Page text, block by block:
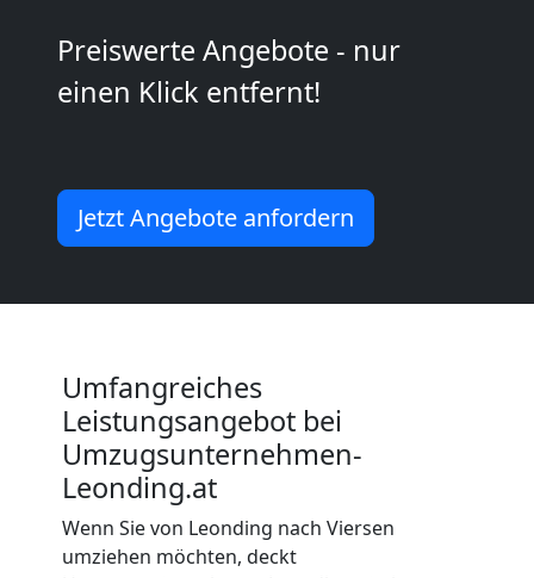
Preiswerte Angebote - nur
einen Klick entfernt!
Jetzt Angebote anfordern
Umfangreiches
Leistungsangebot bei
Umzugsunternehmen-
Leonding.at
Wenn Sie von Leonding nach Viersen
umziehen möchten, deckt
Möbelmontage
Leonding
Möbeltransport
Leonding
Leonding
Mini
Umzug